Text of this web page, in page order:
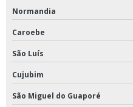
Normandia
Caroebe
São Luís
Cujubim
São Miguel do Guaporé